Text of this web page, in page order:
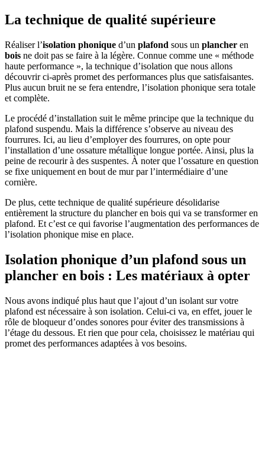
La technique de qualité supérieure
Réaliser l’isolation phonique d’un plafond sous un plancher en
bois ne doit pas se faire à la légère. Connue comme une « méthode
haute performance », la technique d’isolation que nous allons
découvrir ci-après promet des performances plus que satisfaisantes.
Plus aucun bruit ne se fera entendre, l’isolation phonique sera totale
et complète.
Le procédé d’installation suit le même principe que la technique du
plafond suspendu. Mais la différence s’observe au niveau des
fourrures. Ici, au lieu d’employer des fourrures, on opte pour
l’installation d’une ossature métallique longue portée. Ainsi, plus la
peine de recourir à des suspentes. À noter que l’ossature en question
se fixe uniquement en bout de mur par l’intermédiaire d’une
cornière.
De plus, cette technique de qualité supérieure désolidarise
entièrement la structure du plancher en bois qui va se transformer en
plafond. Et c’est ce qui favorise l’augmentation des performances de
l’isolation phonique mise en place.
Isolation phonique d’un plafond sous un
plancher en bois : Les matériaux à opter
Nous avons indiqué plus haut que l’ajout d’un isolant sur votre
plafond est nécessaire à son isolation. Celui-ci va, en effet, jouer le
rôle de bloqueur d’ondes sonores pour éviter des transmissions à
l’étage du dessous. Et rien que pour cela, choisissez le matériau qui
promet des performances adaptées à vos besoins.